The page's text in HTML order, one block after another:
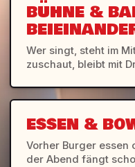
BÜHNE &
Wer singt, steht im
zuschaut, bleibt mit
ESSEN &
Vorher Burger
der Abend fängt